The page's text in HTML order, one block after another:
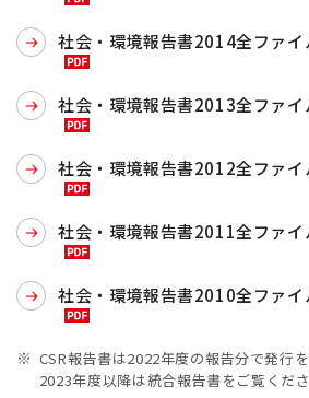
社会・環境報告書2014全ファイ
社会・環境報告書2013全ファイ
社会・環境報告書2012全ファイ
社会・環境報告書2011全ファイ
社会・環境報告書2010全ファイ
CSR報告書は2022年度の報告分で発行
2023年度以降は統合報告書をご覧くださ